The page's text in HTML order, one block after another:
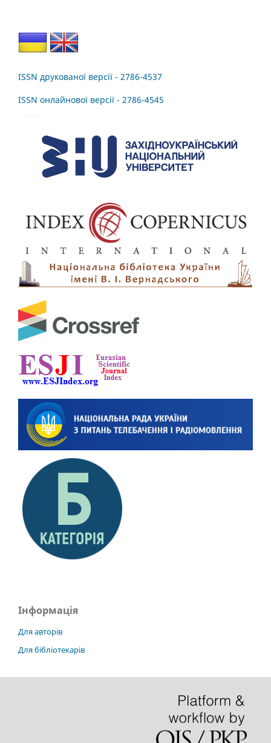
ISSN друкованої версії - 2786-4537
ISSN онлайнової версії - 2786-4545
Інформація
Для авторів
Для бібліотекарів